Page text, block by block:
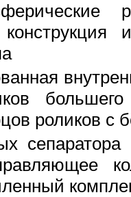
роликов с
сепаратора